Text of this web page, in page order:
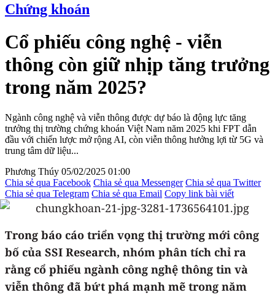
Chứng khoán
Cổ phiếu công nghệ - viễn
thông còn giữ nhịp tăng trưởng
trong năm 2025?
Ngành công nghệ và viễn thông được dự báo là động lực tăng
trưởng thị trường chứng khoán Việt Nam năm 2025 khi FPT dẫn
đầu với chiến lược mở rộng AI, còn viễn thông hưởng lợi từ 5G và
trung tâm dữ liệu...
Phương Thúy 05/02/2025 01:00
Chia sẻ qua Facebook Chia sẻ qua Messenger Chia sẻ qua Twitter
Chia sẻ qua Telegram Chia sẻ qua Email Copy link bài viết
Trong báo cáo triển vọng thị trường mới công
bố của SSI Research, nhóm phân tích chỉ ra
rằng cổ phiếu ngành công nghệ thông tin và
viễn thông đã bứt phá mạnh mẽ trong năm